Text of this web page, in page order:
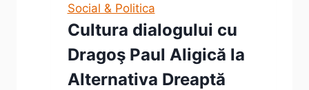
2020
Social & Politica
Cultura dialogului cu
Dragoş Paul Aligică la
Alternativa Dreaptă